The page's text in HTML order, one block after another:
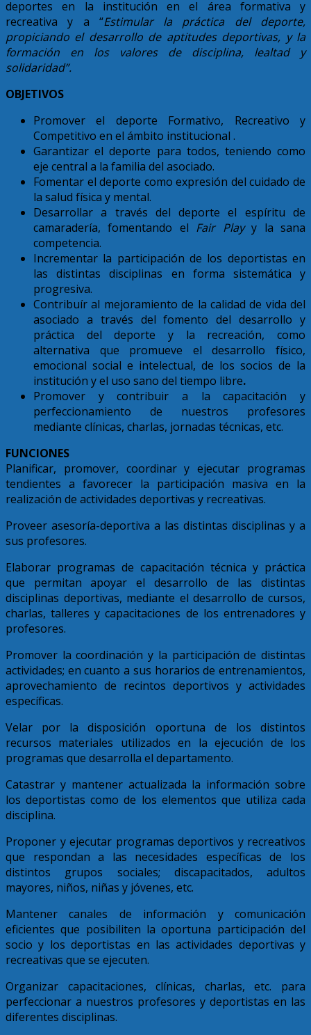
deportes en la institución en el área formativa y
recreativa y a “Estimular la práctica del deporte,
propiciando el desarrollo de aptitudes deportivas, y la
formación en los valores de disciplina, lealtad y
solidaridad”.
OBJETIVOS
Promover el deporte Formativo, Recreativo y
Competitivo en el ámbito institucional .
Garantizar el deporte para todos, teniendo como
eje central a la familia del asociado.
Fomentar el deporte como expresión del cuidado de
la salud física y mental.
Desarrollar a través del deporte el espíritu de
camaradería, fomentando el Fair Playy la sana
competencia.
Incrementar la participación de los deportistas en
las distintas disciplinas en forma sistemática y
progresiva.
Contribuír al mejoramiento de la calidad de vida del
asociado a través del fomento del desarrollo y
práctica del deporte y la recreación, como
alternativa que promueve el desarrollo físico,
emocional social e intelectual, de los socios de la
institución y el uso sano del tiempo libre.
Promover y contribuir a la capacitación y
perfeccionamiento de nuestros profesores
mediante clínicas, charlas, jornadas técnicas, etc.
FUNCIONES
Planificar, promover, coordinar y ejecutar programas
tendientes a favorecer la participación masiva en la
realización de actividades deportivas y recreativas.
Proveer asesoría-deportiva a las distintas disciplinas y a
sus profesores.
Elaborar programas de capacitación técnica y práctica
que permitan apoyar el desarrollo de las distintas
disciplinas deportivas, mediante el desarrollo de cursos,
charlas, talleres y capacitaciones de los entrenadores y
profesores.
Promover la coordinación y la participación de distintas
actividades; en cuanto a sus horarios de entrenamientos,
aprovechamiento de recintos deportivos y actividades
específicas.
Velar por la disposición oportuna de los distintos
recursos materiales utilizados en la ejecución de los
programas que desarrolla el departamento.
Catastrar y mantener actualizada la información sobre
los deportistas como de los elementos que utiliza cada
disciplina.
Proponer y ejecutar programas deportivos y recreativos
que respondan a las necesidades específicas de los
distintos grupos sociales; discapacitados, adultos
mayores, niños, niñas y jóvenes, etc.
Mantener canales de información y comunicación
eficientes que posibiliten la oportuna participación del
socio y los deportistas en las actividades deportivas y
recreativas que se ejecuten.
Organizar capacitaciones, clínicas, charlas, etc. para
perfeccionar a nuestros profesores y deportistas en las
diferentes disciplinas.